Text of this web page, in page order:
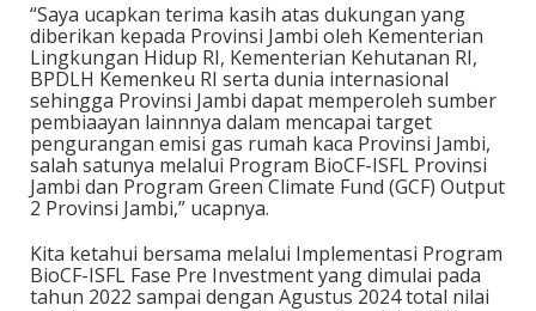
“Saya ucapkan terima kasih atas dukungan yang
diberikan kepada Provinsi Jambi oleh Kementerian
Lingkungan Hidup RI, Kementerian Kehutanan RI,
BPDLH Kemenkeu RI serta dunia internasional
sehingga Provinsi Jambi dapat memperoleh sumber
pembiaayan lainnnya dalam mencapai target
pengurangan emisi gas rumah kaca Provinsi Jambi,
salah satunya melalui Program BioCF-ISFL Provinsi
Jambi dan Program Green Climate Fund (GCF) Output
2 Provinsi Jambi,” ucapnya.
Kita ketahui bersama melalui Implementasi Program
BioCF-ISFL Fase Pre Investment yang dimulai pada
tahun 2022 sampai dengan Agustus 2024 total nilai